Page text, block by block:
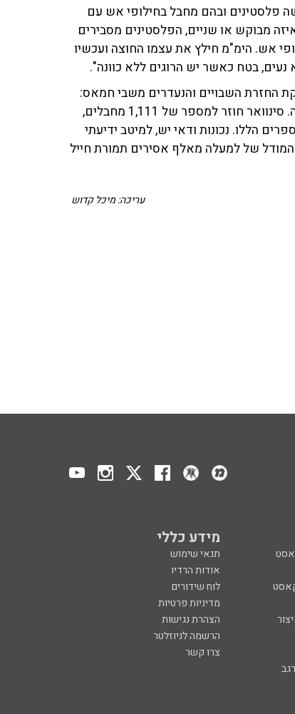
פלסטינים ובהם מחבל בחילופי אש עם
מבוקש או שניים, הפלסטינים מסבירים
אש. הימ"מ חילץ את עצמו החוצה ועכשיו
בטח כאשר יש הרוגים ללא כוונה".
החזרת השבויים והנעדרים משבי חמאס:
"אני חושב שלצערי אנחנו רחוקים מהתנאים שמאפשרים עסקה. סינוואר חוזר למספר של 1,111 מחבלים,
הללו. נכונות ודאי יש, למיטב ידיעתי
של למעלה מאלף אסירים תמורת חייל
עריכה: מיכל קדוש
מידע כללי
תנאי שימוש
אודות הרדיו
לוח שידורים
מדיניות פרטיות
הצהרת נגישות
הרשמה לניוזלטר
צרו קשר